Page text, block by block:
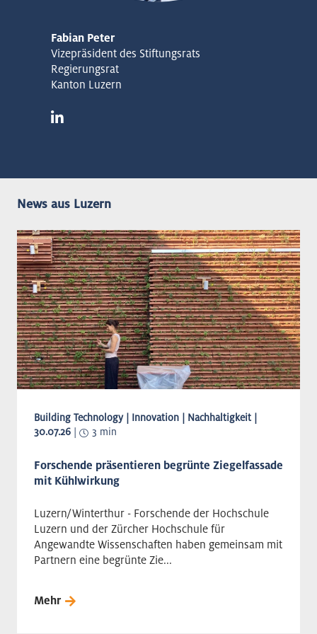
Fabian Peter
Vizepräsident des Stiftungsrats
Regierungsrat
Kanton Luzern
News aus Luzern
Building Technology | Innovation | Nachhaltigkeit |
30.07.26
3 min
Forschende präsentieren begrünte Ziegelfassade
mit Kühlwirkung
Luzern/Winterthur - Forschende der Hochschule
Luzern und der Zürcher Hochschule für
Angewandte Wissenschaften haben gemeinsam mit
Partnern eine begrünte Zie...
Mehr